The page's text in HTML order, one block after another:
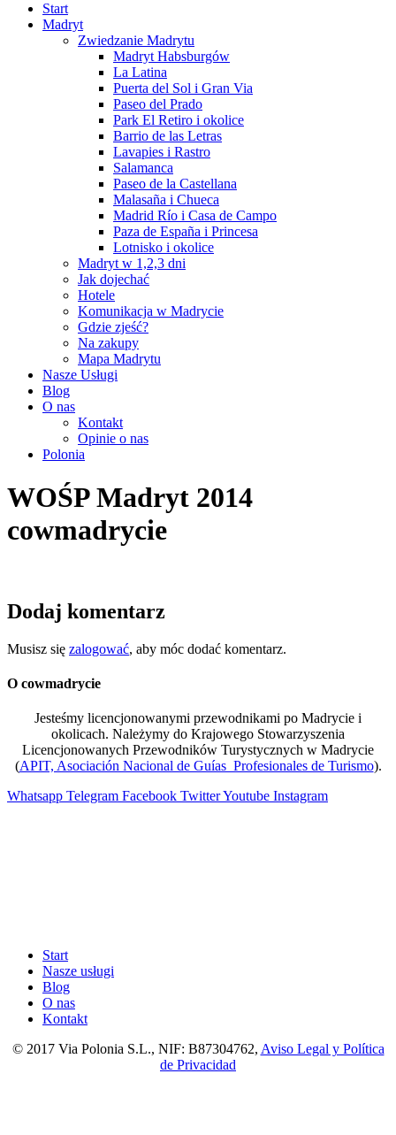
Start
Madryt
Zwiedzanie Madrytu
Madryt Habsburgów
La Latina
Puerta del Sol i Gran Via
Paseo del Prado
Park El Retiro i okolice
Barrio de las Letras
Lavapies i Rastro
Salamanca
Paseo de la Castellana
Malasaña i Chueca
Madrid Río i Casa de Campo
Paza de España i Princesa
Lotnisko i okolice
Madryt w 1,2,3 dni
Jak dojechać
Hotele
Komunikacja w Madrycie
Gdzie zjeść?
Na zakupy
Mapa Madrytu
Nasze Usługi
Blog
O nas
Kontakt
Opinie o nas
Polonia
WOŚP Madryt 2014
cowmadrycie
Dodaj komentarz
Musisz się zalogować, aby móc dodać komentarz.
O cowmadrycie
Jesteśmy licencjonowanymi przewodnikami po Madrycie i
okolicach. Należymy do Krajowego Stowarzyszenia
Licencjonowanych Przewodników Turystycznych w Madrycie
(APIT, Asociación Nacional de Guías Profesionales de Turismo).
Whatsapp Telegram Facebook TwitterYoutube Instagram
Start
Nasze usługi
Blog
O nas
Kontakt
© 2017 Via Polonia S.L., NIF: B87304762, Aviso Legal y Política
de Privacidad